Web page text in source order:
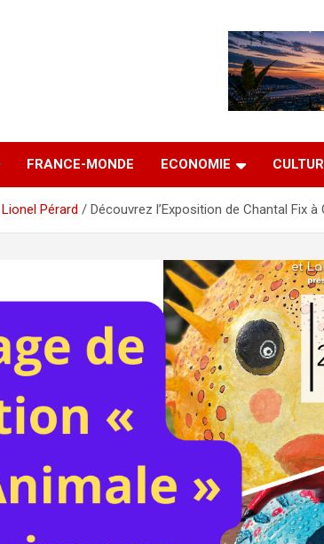
FRANCE-MONDE ECONOMIE
Lionel Pérard Découvrez l’Exposition de Chantal Fix à